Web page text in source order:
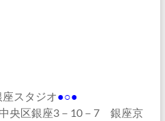
スタジオ●○●
央区銀座3－10－7 銀座京